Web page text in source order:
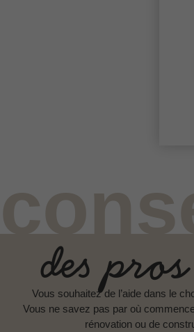
des pros
Vous souhaitez de l’aide dans le
Vous ne savez pas par où
rénovation ou de